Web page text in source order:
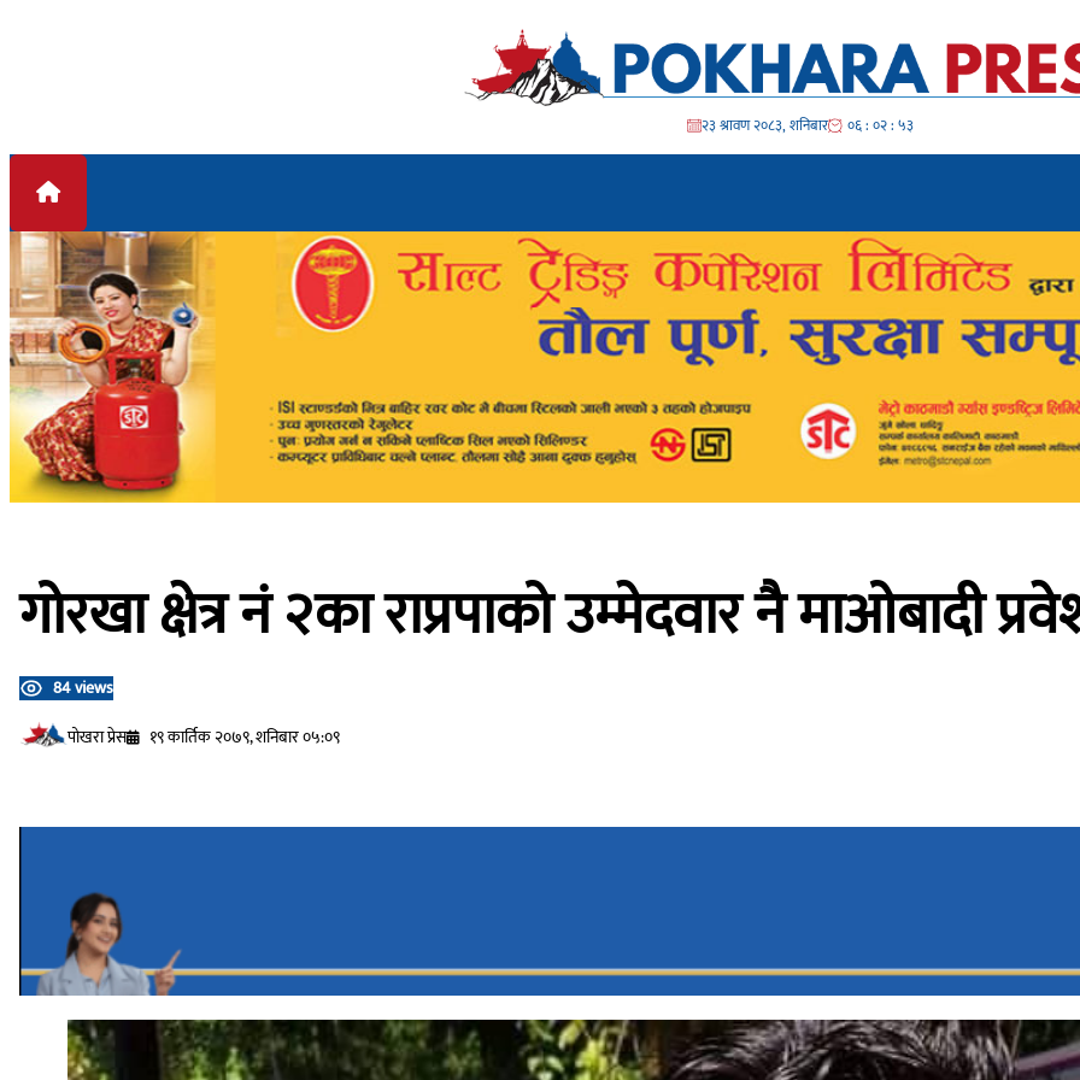
२३ श्रावण २०८३, शनिबार ०६ : ०२ : ५५
गोरखा क्षेत्र नं २का राप्रपाको उम्मेदवार नै माओबादी
84 views
प‍ोखरा प्रेस
१९ कार्तिक २०७९, शनिबार ०५:०९